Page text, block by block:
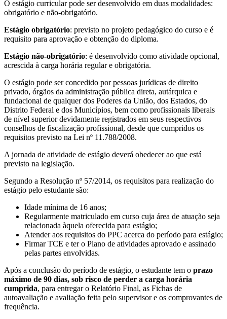
O estágio curricular pode ser desenvolvido em duas modalidades:
obrigatório e não-obrigatório.
Estágio obrigatório: previsto no projeto pedagógico do curso e é
requisito para aprovação e obtenção do diploma.
Estágio não-obrigatório: é desenvolvido como atividade opcional,
acrescida à carga horária regular e obrigatória.
O estágio pode ser concedido por pessoas jurídicas de direito
privado, órgãos da administração pública direta, autárquica e
fundacional de qualquer dos Poderes da União, dos Estados, do
Distrito Federal e dos Municípios, bem como profissionais liberais
de nível superior devidamente registrados em seus respectivos
conselhos de fiscalização profissional, desde que cumpridos os
requisitos previsto na Lei nº 11.788/2008.
A jornada de atividade de estágio deverá obedecer ao que está
previsto na legislação.
Segundo a Resolução nº 57/2014, os requisitos para realização do
estágio pelo estudante são:
Idade mínima de 16 anos;
Regularmente matriculado em curso cuja área de atuação seja
relacionada àquela oferecida para estágio;
Atender aos requisitos do PPC acerca do período para estágio;
Firmar TCE e ter o Plano de atividades aprovado e assinado
pelas partes envolvidas.
Após a conclusão do período de estágio, o estudante tem o prazo
máximo de 90 dias, sob risco de perder a carga horária
cumprida, para entregar o Relatório Final, as Fichas de
autoavaliação e avaliação feita pelo supervisor e os comprovantes de
frequência.